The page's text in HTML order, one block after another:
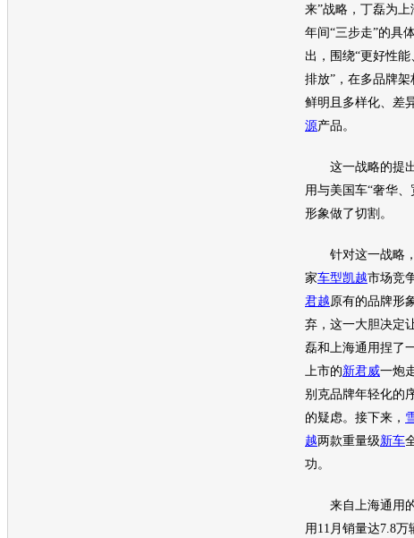
来”战略，丁磊为
年间“三步走”的具
出，围绕“更好性
排放”，在多品牌架
鲜明且多样化、差
源产品。
这一战略的提出
用与美国车“奢华
形象做了切割。
针对这一战略，
家车型凯越市场竞
君越 原有的品牌形
弃，这一大胆决定
磊和 上海通用捏了
上市的新君威一炮
别克品牌年轻化的
的疑虑。接下来，
越两款重量级新车
功。
来自 上海通用
用 11月销量达7.8万